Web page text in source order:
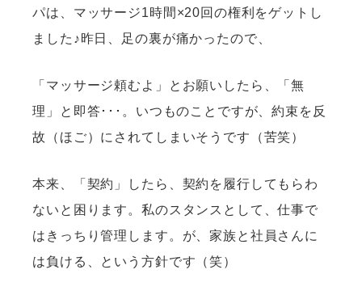
パは、マッサージ1時間×20回の権利をゲットし
ました♪昨日、足の裏が痛かったので、
「マッサージ頼むよ」とお願いしたら、「無
理」と即答･･･。いつものことですが、約束を反
故（ほご）にされてしまいそうです（苦笑）
本来、「契約」したら、契約を履行してもらわ
ないと困ります。私のスタンスとして、仕事で
はきっちり管理します。が、家族と社員さんに
は負ける、という方針です （笑）